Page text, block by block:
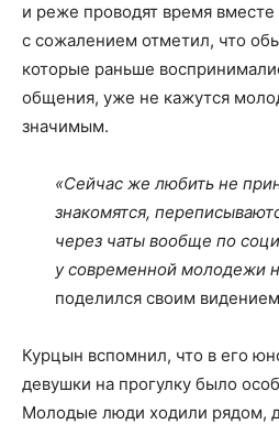
и реже проводят время
с сожалением отметил, что
которые раньше
общения, уже не кажутся
значимым.
«Сейчас же любить не
знакомятся,
через чаты вообще по
у современной молодежи
поделился своим
Курцын вспомнил, что в его
девушки на прогулку было
Молодые люди ходили рядом,